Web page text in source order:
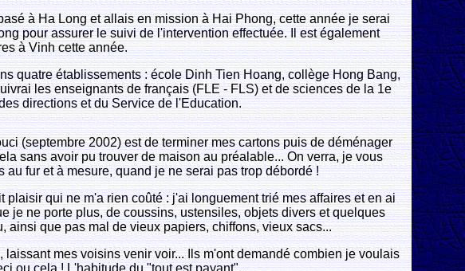
à Ha Long et allais en mission à Hai Phong, cette année je serai
pour assurer le suivi de l'intervention effectuée. Il est également
à Vinh cette année.
quatre établissements : école Dinh Tien Hoang, collège Hong Bang,
les enseignants de français (FLE - FLS) et de sciences de la 1e
directions et du Service de l'Education.
(septembre 2002) est de terminer mes cartons puis de déménager
sans avoir pu trouver de maison au préalable... On verra, je vous
au fur et à mesure, quand je ne serai pas trop débordé !
plaisir qui ne m'a rien coûté : j'ai longuement trié mes affaires et en ai
je ne porte plus, de coussins, ustensiles, objets divers et quelques
ainsi que pas mal de vieux papiers, chiffons, vieux sacs...
laissant mes voisins venir voir... Ils m'ont demandé combien je voulais
ou cela ! L'habitude du "tout est payant"...